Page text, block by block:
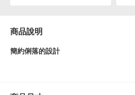
商品說明
簡約俐落的設計
以俐落的印象製成的喜平鍊樣式的項